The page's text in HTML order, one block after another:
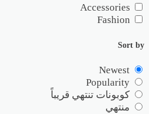
Accessories
Fashion
Sort by
Newest
Popularity
كوبونات تنتهي قريباً
منتهي